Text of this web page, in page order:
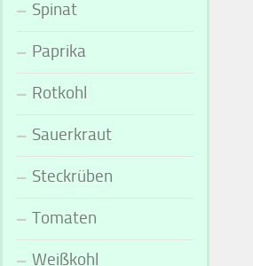
Spinat
Paprika
Rotkohl
Sauerkraut
Steckrüben
Tomaten
Weißkohl